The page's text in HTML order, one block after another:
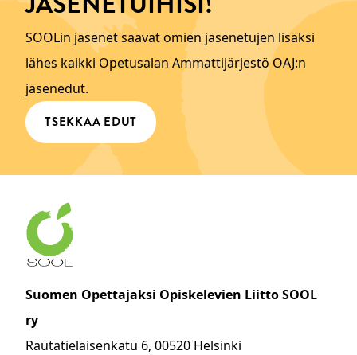
SOOLin jäsenet saavat omien jäsenetujen lisäksi
lähes kaikki Opetusalan Ammattijärjestö OAJ:n
jäsenedut.
TSEKKAA EDUT
Suomen Opettajaksi Opiskelevien Liitto SOOL
ry
Rautatieläisenkatu 6, 00520 Helsinki